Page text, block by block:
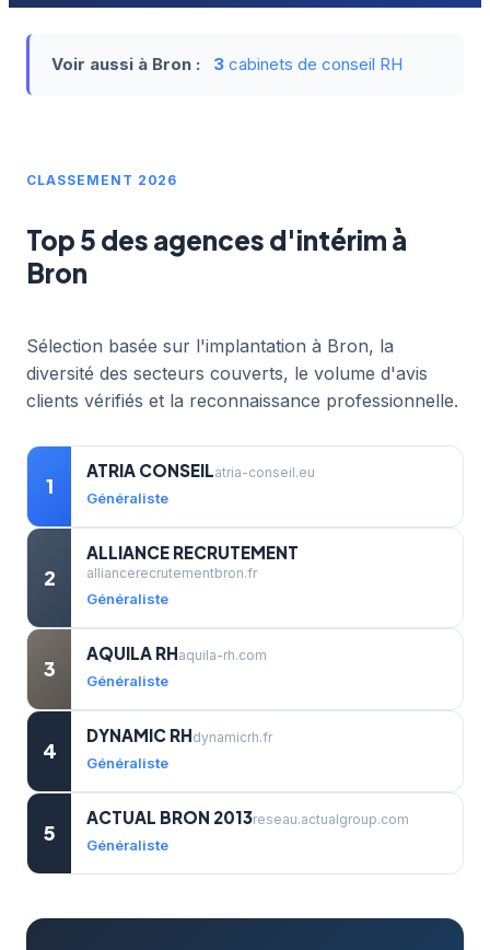
Voir aussi à Bron : 3 cabinets de conseil RH
CLASSEMENT 2026
Top 5 des agences d'intérim à
Bron
Sélection basée sur l'implantation à Bron, la
diversité des secteurs couverts, le volume d'avis
clients vérifiés et la reconnaissance professionnelle.
1
ATRIA CONSEILatria-conseil.eu
Généraliste
2
ALLIANCE RECRUTEMENT
alliancerecrutementbron.fr
Généraliste
3
AQUILA RHaquila-rh.com
Généraliste
4
DYNAMIC RHdynamicrh.fr
Généraliste
5
ACTUAL BRON 2013reseau.actualgroup.com
Généraliste